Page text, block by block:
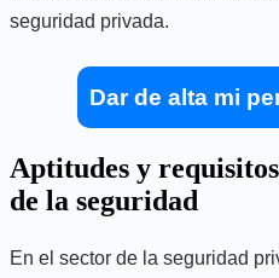
seguridad privada.
Dar de alta mi
Aptitudes y
de la seguridad
En el sector de la seguridad